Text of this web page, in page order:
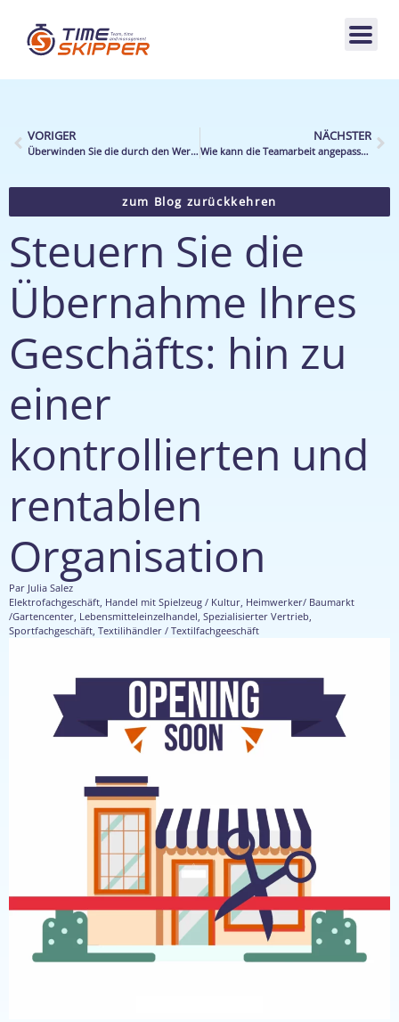
VORIGER
Überwinden Sie die durch den Wert pro gearbeitete Stunde (WGS) verursachten Verzerrungen
NÄCHSTER
Wie kann die Teamarbeit angepasst werden, um die Fluktuation in Hypermärkten zu bewältigen?
zum Blog zurückkehren
Steuern Sie die
Übernahme Ihres
Geschäfts: hin zu
einer
kontrollierten und
rentablen
Organisation
Par Julia Salez
Elektrofachgeschäft, Handel mit Spielzeug / Kultur, Heimwerker/ Baumarkt
/Gartencenter, Lebensmitteleinzelhandel, Spezialisierter Vertrieb,
Sportfachgeschäft, Textilihändler / Textilfachgeeschäft